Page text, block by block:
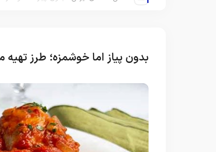
بدون پیاز اما خوشمزه؛ طرز